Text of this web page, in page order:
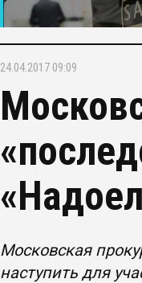
24.04.2017 09:09
Московская
наступить для